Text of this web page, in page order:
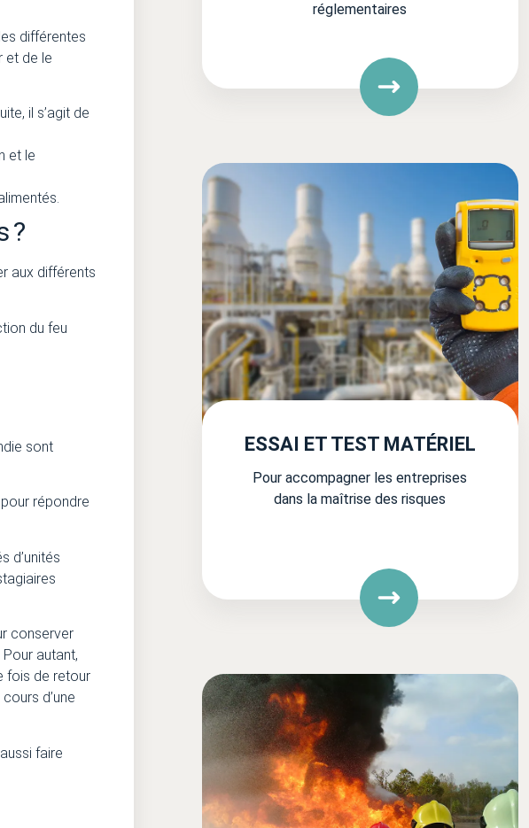
réglementaires
ESSAI ET TEST MATÉRIEL
Pour accompagner les entreprises
dans la maîtrise des risques
différentes
et de le
il s’agit de
et le
?
aux différents
du feu
sont
pour répondre
d’unités
conserver
autant,
fois de retour
d’une
faire